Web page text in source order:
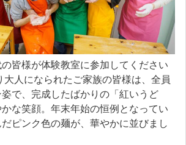
皆様が体験教室に参加してください
大人になられたご家族の皆様は、全員
で、完成したばかりの「紅いうど
な笑顔。年末年始の恒例となってい
ピンク色の麺が、華やかに並びまし